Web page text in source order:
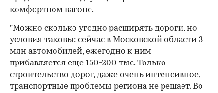
комфортном вагоне.
"Можно сколько угодно расширять дороги, но
условия таковы: сейчас в Московской области 3
млн автомобилей, ежегодно к ним
прибавляется еще 150-200 тыс. Только
строительство дорог, даже очень интенсивное,
транспортные проблемы региона не решает. Во